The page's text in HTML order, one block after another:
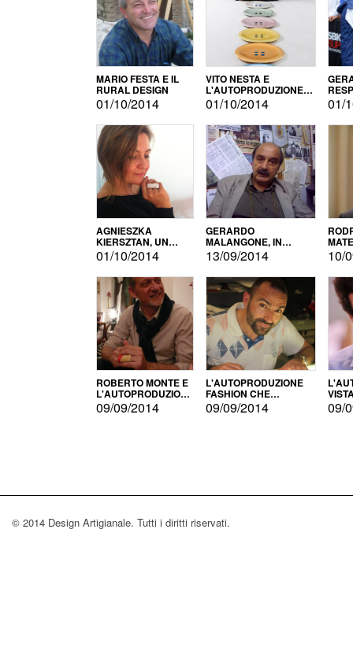
MARIO FESTA E IL
RURAL DESIGN
01/10/2014
VITO NESTA E
L'AUTOPRODUZIONE
COME RECUPERO DEI
SIMBOLI
01/10/2014 01/
AGNIESZKA
KIERSZTAN, UN
MODELLO DI
AUTOPRODUZIONE
01/10/2014
GERARDO
MALANGONE, IN
GIURIA PER IL
CONCORSO
LETTERARIO
13/09/2014 10/
ROBERTO MONTE E
L'AUTOPRODUZIONE
CON IL CENSIMENTO
09/09/2014
L'AUTOPRODUZIONE
FASHION CHE
CONQUISTA GLI USA
09/09/2014 09/
© 2014 Design Artigianale. Tutti i diritti riservati.